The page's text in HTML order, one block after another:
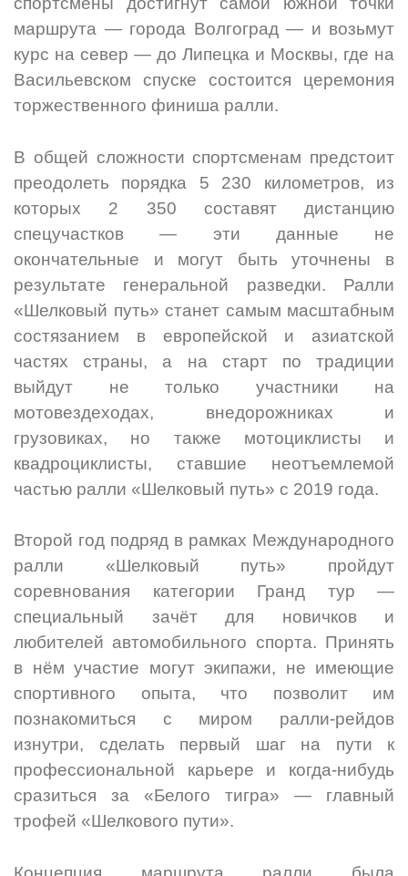
маршрута — города Волгоград — и возьмут
курс на север — до Липецка и Москвы, где на
Васильевском спуске состоится церемония
торжественного финиша ралли.
В общей сложности спортсменам предстоит
преодолеть порядка 5 230 километров, из
которых 2 350 составят дистанцию
спецучастков — эти данные не
окончательные и могут быть уточнены в
результате генеральной разведки. Ралли
«Шелковый путь» станет самым масштабным
состязанием в европейской и азиатской
частях страны, а на старт по традиции
выйдут не только участники на
мотовездеходах, внедорожниках и
грузовиках, но также мотоциклисты и
квадроциклисты, ставшие неотъемлемой
частью ралли «Шелковый путь» с 2019 года.
Второй год подряд в рамках Международного
ралли «Шелковый путь» пройдут
соревнования категории Гранд тур —
специальный зачёт для новичков и
любителей автомобильного спорта. Принять
в нём участие могут экипажи, не имеющие
спортивного опыта, что позволит им
познакомиться с миром ралли-рейдов
изнутри, сделать первый шаг на пути к
профессиональной карьере и когда-нибудь
сразиться за «Белого тигра» — главный
трофей «Шелкового пути».